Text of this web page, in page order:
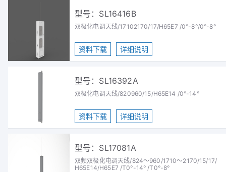
型号：SL16416B
双极化电调天线/17102170/17/H65E7 /0°-8°/0°-8°
资料下载 详细说明
型号：SL16392A
双极化电调天线/820960/15/H65E14 /0°-14°
资料下载 详细说明
型号：SL17081A
双频双极化电调天线/824～960/1710～2170/15/17/
H65E14/H65E7 /T0°-14° /T0°-8°